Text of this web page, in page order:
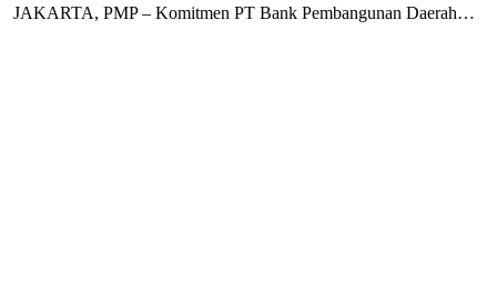
JAKARTA, PMP – Komitmen PT Bank Pembangunan Daerah…